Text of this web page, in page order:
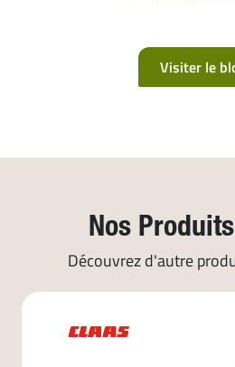
Visiter le
Nos
Découvrez d'autre